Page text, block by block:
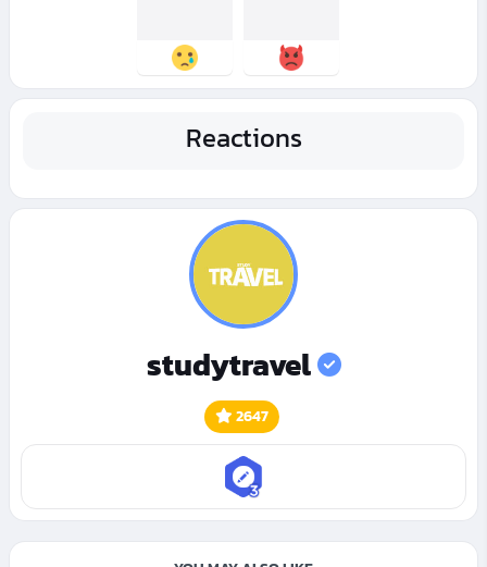
Reactions
studytravel
2647